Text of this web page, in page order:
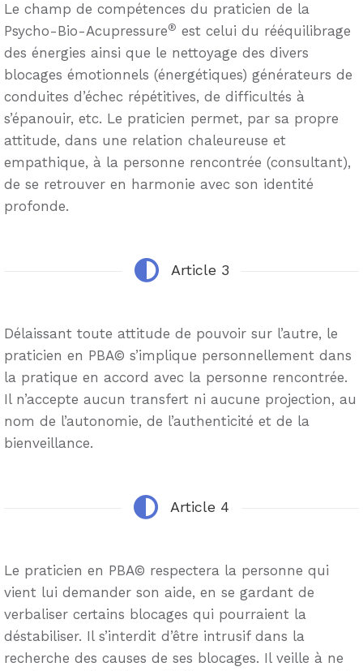
Le champ de compétences du praticien de la
Psycho-Bio-Acupressure® est celui du rééquilibrage
des énergies ainsi que le nettoyage des divers
blocages émotionnels (énergétiques) générateurs de
conduites d’échec répétitives, de difficultés à
s’épanouir, etc. Le praticien permet, par sa propre
attitude, dans une relation chaleureuse et
empathique, à la personne rencontrée (consultant),
de se retrouver en harmonie avec son identité
profonde.
Article 3
Délaissant toute attitude de pouvoir sur l’autre, le
praticien en PBA© s’implique personnellement dans
la pratique en accord avec la personne rencontrée.
Il n’accepte aucun transfert ni aucune projection, au
nom de l’autonomie, de l’authenticité et de la
bienveillance.
Article 4
Le praticien en PBA© respectera la personne qui
vient lui demander son aide, en se gardant de
verbaliser certains blocages qui pourraient la
déstabiliser. Il s’interdit d’être intrusif dans la
recherche des causes de ses blocages. Il veille à ne